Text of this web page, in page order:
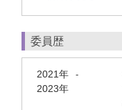
委員歴
2021年 -
2023年